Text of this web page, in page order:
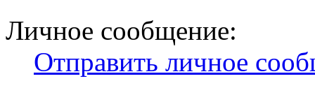
Личное сообщение:
Отправить личное